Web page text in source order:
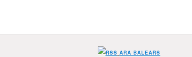
ARA BALEARS